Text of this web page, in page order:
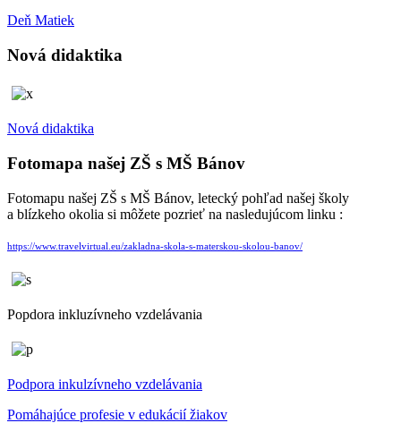
Deň Matiek
Nová didaktika
Nová didaktika
Fotomapa našej ZŠ s MŠ Bánov
Fotomapu našej ZŠ s MŠ Bánov, letecký pohľad našej školy
a blízkeho okolia si môžete pozrieť na nasledujúcom linku :
https://www.travelvirtual.eu/zakladna-skola-s-materskou-skolou-banov/
Popdora inkluzívneho vzdelávania
Podpora inkulzívneho vzdelávania
Pomáhajúce profesie v edukácií žiakov